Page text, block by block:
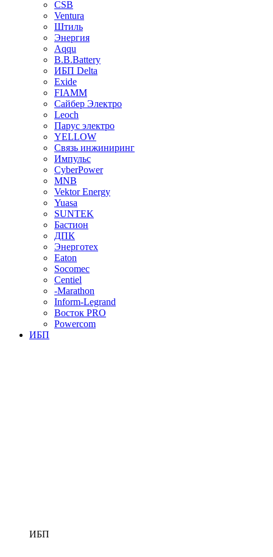
CSB
Ventura
Штиль
Энергия
Aqqu
B.B.Bаttery
ИБП Delta
Exide
FIAMM
Сайбер Электро
Leoch
Парус электро
YELLOW
Связь инжиниринг
Импульс
CyberPower
MNB
Vektor Energy
Yuasa
SUNTEK
Бастион
ДПК
Энерготех
Eaton
Socomec
Centiel
-Marathon
Inform-Legrand
Восток PRO
Powercom
ИБП
ИБП